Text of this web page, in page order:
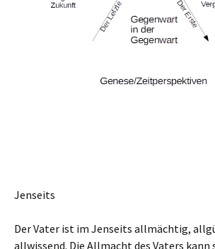
Jenseits
Der Vater ist im Jenseits allmächtig,
allwissend. Die Allmacht des Vaters kann